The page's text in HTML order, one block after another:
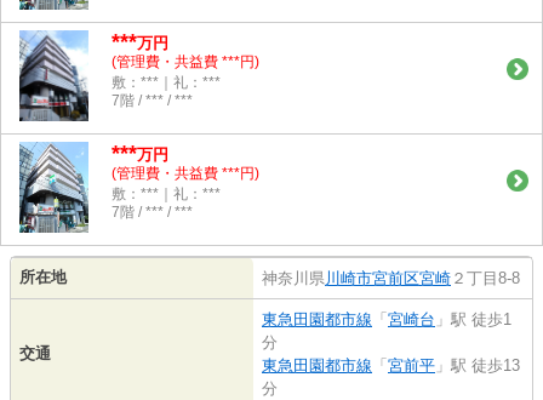
***万円
(管理費・共益費 ***円)
敷：***｜礼：***
7階 / *** / ***
***万円
(管理費・共益費 ***円)
敷：***｜礼：***
7階 / *** / ***
所在地 神奈川県川崎市宮前区宮崎 ２丁目8-8
交通
東急田園都市線 「 宮崎台 」駅 徒歩1
分
東急田園都市線 「 宮前平 」駅 徒歩13
分